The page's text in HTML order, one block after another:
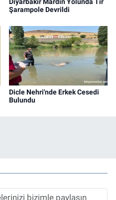
Şarampole Devrildi
Dicle Nehri'nde Erkek Cesedi
Bulundu